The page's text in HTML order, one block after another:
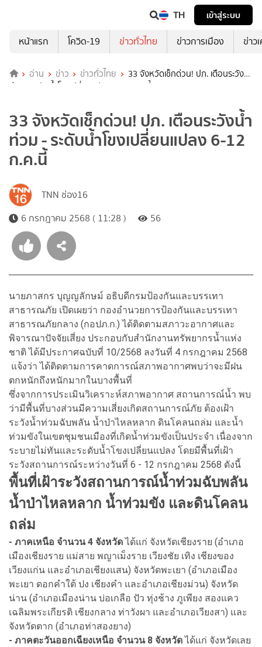
TH
เข้าสู่ระบบ
หน้าแรก
โควิด-19 ข่าวทั่วไทย ข่าวการเมือง ข่าว
อ่าน ข่าว ข่าวทั่วไทย
33 จังหวัดเช็กด่วน! ปภ. เตือนระวังน้ำ
ท่วม - ระดับน้ำโขงเปลี่ยนแปลง 6-12 ก.ค.นี้
33 จังหวัดเช็กด่วน! ปภ. เตือนระวังน้ำ
ท่วม - ระดับน้ำโขงเปลี่ยนแปลง 6-12
ก.ค.นี้
TNN ช่อง16
6 กรกฎาคม 2568 ( 11:28 )
56
นายภาสกร บุญญลักษม์ อธิบดีกรมป้องกันและบรรเทา
สาธารณภัย เปิดเผยว่า กองอำนวยการป้องกันและบรรเทา
สาธารณภัยกลาง (กอปภ.ก.) ได้ติดตามสภาวะอากาศและ
พิจารณาปัจจัยเสี่ยง ประกอบกับสำนักงานทรัพยากรน้ำแห่ง
ชาติ ได้มีประกาศฉบับที่ 10/2568 ลงวันที่ 4 กรกฎาคม 2568
แจ้งว่า ได้ติดตามการคาดการณ์สภาพอากาศพบว่าจะมีฝน
ตกหนักถึงหนักมากในบางพื้นที่
ซึ่งจากการประเมินวิเคราะห์สภาพอากาศ สถานการณ์น้ำ พบ
ว่ามีพื้นที่บางส่วนมีความเสี่ยงเกิดสถานการณ์ภัย ต้องเฝ้า
ระวังน้ำท่วมฉับพลัน น้ำป่าไหลหลาก ดินโคลนถล่ม และน้ำ
ท่วมขังในเขตชุมชนเมืองที่เกิดน้ำท่วมขังเป็นประจำ เนื่องจาก
ระบายไม่ทันและระดับน้ำโขงเปลี่ยนแปลง โดยมีพื้นที่เฝ้า
ระวังสถานการณ์ระหว่างวันที่ 6 - 12 กรกฎาคม 2568 ดังนี้
พื้นที่เฝ้าระวังสถานการณ์น้ำท่วมฉับพลัน
น้ำป่าไหลหลาก น้ำท่วมขัง และดินโคลน
ถล่ม
- ภาคเหนือ จำนวน 4 จังหวัดได้แก่ จังหวัดเชียงราย (อำเภอ
เมืองเชียงราย แม่สาย พญาเม็งราย เวียงชัย เทิง เชียงของ
เวียงแก่น และอำเภอเชียงแสน) จังหวัดพะเยา (อำเภอเมือง
พะเยา ดอกคำใต้ ปง เชียงคำ และอำเภอเชียงม่วน) จังหวัด
น่าน (อำเภอเมืองน่าน บ่อเกลือ ปัว ทุ่งช้าง ภูเพียง สองแคว
เฉลิมพระเกียรติ เชียงกลาง ท่าวังผา และอำเภอเวียงสา) และ
จังหวัดตาก (อำเภอท่าสองยาง)
- ภาคตะวันออกเฉียงเหนือ จำนวน 8 จังหวัดได้แก่ จังหวัดเลย